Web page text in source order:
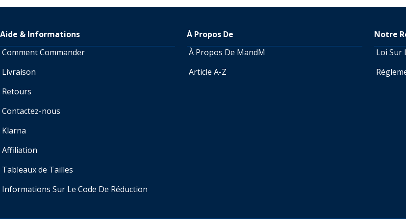
Aide & Informations
Comment Commander
Livraison
Retours
Contactez-nous
Klarna
Affiliation
Tableaux de Tailles
Informations Sur Le Code De Réduction
À Propos De
À Propos De MandM
Article A-Z
Notre
Loi Sur